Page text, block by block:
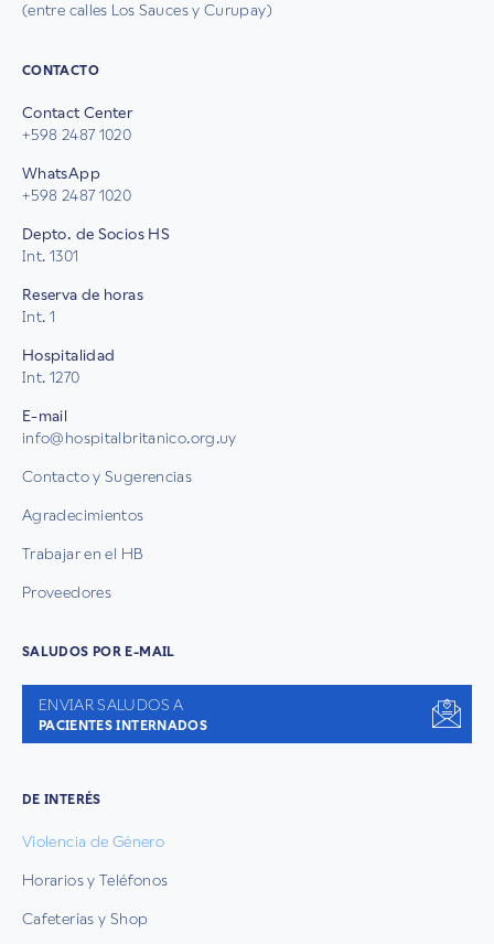
(entre calles Los Sauces y Curupay)
CONTACTO
Contact Center
+598 2487 1020
WhatsApp
+598 2487 1020
Depto. de Socios HS
Int. 1301
Reserva de horas
Int. 1
Hospitalidad
Int. 1270
E-mail
info@hospitalbritanico.org.uy
Contacto y Sugerencias
Agradecimientos
Trabajar en el HB
Proveedores
SALUDOS POR E-MAIL
ENVIAR SALUDOS A
PACIENTES INTERNADOS
DE INTERÉS
Violencia de Género
Horarios y Teléfonos
Cafeterías y Shop